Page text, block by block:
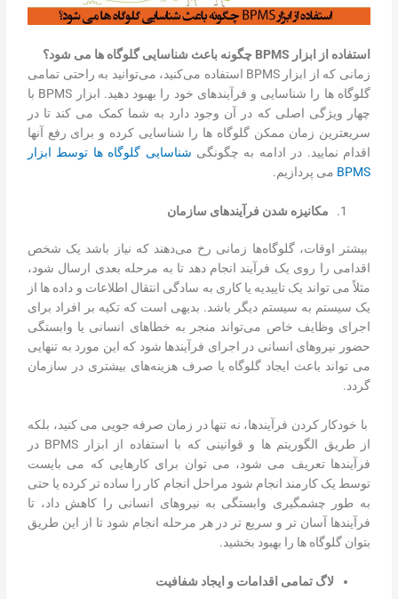
استفاده از ابزار BPMS چگونه باعث شناسایی گلوگاه ها می شود؟
زمانی که از ابزار BPMS استفاده می‌کنید، می‌توانید به راحتی تمامی
گلوگاه ها را شناسایی و فرآیندهای خود را بهبود دهید. ابزار BPMS با
چهار ویژگی اصلی که در آن وجود دارد به شما کمک می کند تا در
سریعترین زمان ممکن گلوگاه ها را شناسایی کرده و برای رفع آنها
اقدام نمایید. در ادامه به چگونگی شناسایی گلوگاه ها توسط ابزار
BPMS می پردازیم.
مکانیزه شدن فرآیندهای سازمان
بیشتر اوقات، گلوگاه‌ها زمانی رخ می‌دهند که نیاز باشد یک شخص
اقدامی را روی یک فرآیند انجام دهد تا به مرحله بعدی ارسال شود،
مثلاً می تواند یک تاییدیه یا کاری به سادگی انتقال اطلاعات و داده ها از
یک سیستم به سیستم دیگر باشد. بدیهی است که تکیه بر افراد برای
اجرای وظایف خاص می‌تواند منجر به خطاهای انسانی یا وابستگی
حضور نیروهای انسانی در اجرای فرآیندها شود که این مورد به تنهایی
می تواند باعث ایجاد گلوگاه یا صرف هزینه‌های بیشتری در سازمان
گردد.
با خودکار کردن فرآیندها، نه تنها در زمان صرفه جویی می کنید، بلکه
از طریق الگوریتم ها و قوانینی که با استفاده از ابزار BPMS در
فرآیندها تعریف می شود، می توان برای کارهایی که می بایست
توسط یک کارمند انجام شود مراحل انجام کار را ساده تر کرده یا حتی
به طور چشمگیری وابستگی به نیروهای انسانی را کاهش داد، تا
فرآیندها آسان تر و سریع تر در هر مرحله انجام شود تا از این طریق
بتوان گلوگاه ها را بهبود بخشید.
لاگ تمامی اقدامات و ایجاد شفافیت